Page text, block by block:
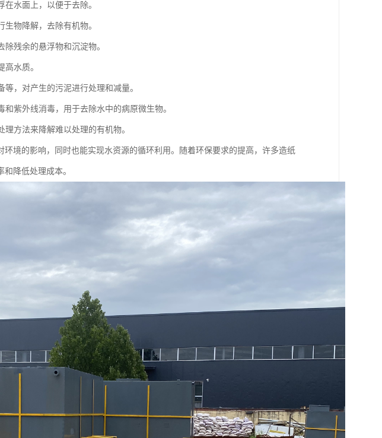
水面上，以便于去除。
物降解，去除有机物。
残余的悬浮物和沉淀物。
水质。
，对产生的污泥进行处理和减量。
紫外线消毒，用于去除水中的病原微生物。
方法来降解难以处理的有机物。
境的影响，同时也能实现水资源的循环利用。随着环保要求的提高，许多造纸
降低处理成本。